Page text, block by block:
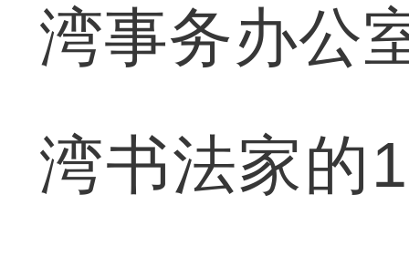
湾事务办公
湾书法家的